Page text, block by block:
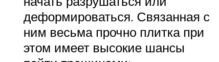
деформироваться. Связанная с
ним весьма прочно плитка при
этом имеет высокие шансы